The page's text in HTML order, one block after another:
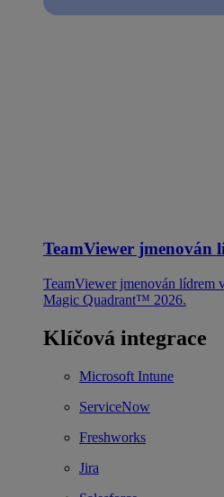
TeamViewer jmenován
TeamViewer jmenován
Magic Quadrant™ 2026.
Klíčová integrace
Microsoft Intune
ServiceNow
Freshworks
Jira